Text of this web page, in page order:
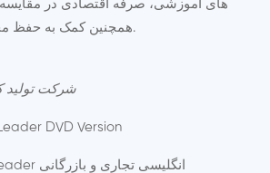
های آموزشی، صرفه اقتصادی در مقایسه
همچنین کمک به حفظ محیط زیست اشاره کرد.
شرکت تولید
DVD Version
Market Leader انگلیسی تجاری و بازرگانی